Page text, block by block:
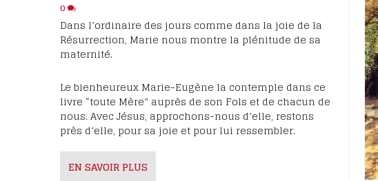
0
Dans l’ordinaire des jours comme dans la joie de la
Résurrection, Marie nous montre la plénitude de sa
maternité.
Le bienheureux Marie-Eugène la contemple dans ce
livre “toute Mère” auprès de son Fols et de chacun de
nous. Avec Jésus, approchons-nous d’elle, restons
près d’elle, pour sa joie et pour lui ressembler.
EN SAVOIR PLUS